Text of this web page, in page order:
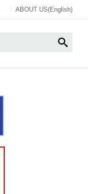
ABOUT US(English)